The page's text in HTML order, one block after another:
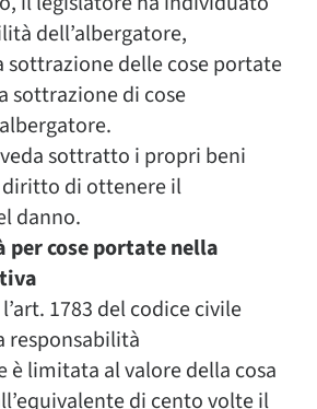
dell’albergatore,
sottrazione delle cose portate
sottrazione di cose
sottratto i propri beni
diritto di ottenere il
danno.
per cose portate nella
1783 del codice civile
responsabilità
è limitata al valore della cosa
di cento volte il